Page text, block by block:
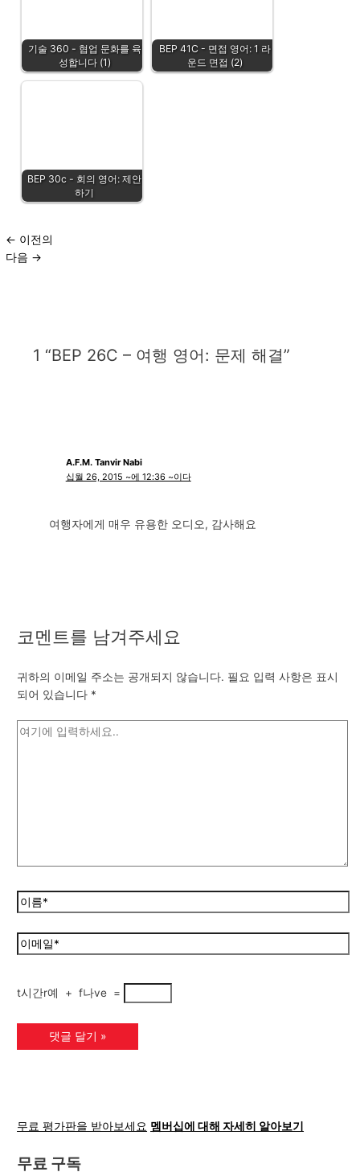
기술 360 - 협업 문화를 육
성합니다 (1)
BEP 41C - 면접 영어: 1 라
운드 면접 (2)
BEP 30c - 회의 영어: 제안
하기
← 이전의
다음 →
1 “BEP 26C – 여행 영어: 문제 해결”
A.F.M. Tanvir Nabi
십월 26, 2015 ~에 12:36 ~이다
여행자에게 매우 유용한 오디오, 감사해요
코멘트를 남겨주세요
귀하의 이메일 주소는 공개되지 않습니다. 필요 입력 사항은 표시
되어 있습니다 *
t시간r예 + f나ve =
무료 평가판을 받아보세요 멤버십에 대해 자세히 알아보기
무료 구독